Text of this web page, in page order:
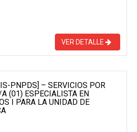
VER DETALLE
PNPDS] – SERVICIOS POR
(01) ESPECIALISTA EN
I PARA LA UNIDAD DE